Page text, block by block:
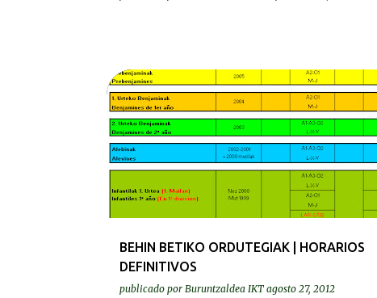
BEHIN BETIKO ORDUTEGIAK | HORARIOS
DEFINITIVOS
publicado por Buruntzaldea IKT agosto 27, 2012
ENTRENAMENDUA | ENTRENAMIENTO
GURASOAK | PADRES Y MADRES